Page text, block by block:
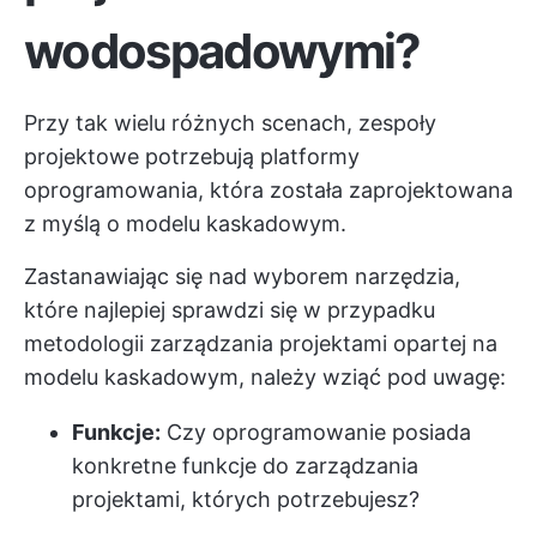
wodospadowymi?
Przy tak wielu różnych scenach, zespoły
projektowe potrzebują platformy
oprogramowania, która została zaprojektowana
z myślą o modelu kaskadowym.
Zastanawiając się nad wyborem narzędzia,
które najlepiej sprawdzi się w przypadku
metodologii zarządzania projektami opartej na
modelu kaskadowym, należy wziąć pod uwagę:
Funkcje: Czy oprogramowanie posiada
konkretne funkcje do zarządzania
projektami, których potrzebujesz?